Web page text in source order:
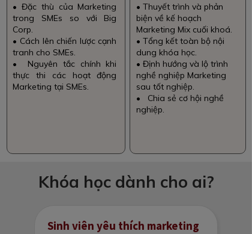
• Đặc thù của Marketing
trong SMEs so với Big
Corp.
• Cách lên chiến lược cạnh
tranh cho SMEs.
• Nguyên tắc chính khi
thực thi các hoạt động
Marketing tại SMEs.
• Thuyết trình và phản
biện về kế hoạch
Marketing Mix cuối khoá.
• Tổng kết toàn bộ nội
dung khóa học.
• Định hướng và lộ trình
nghề nghiệp Marketing
sau tốt nghiệp.
• Chia sẻ cơ hội nghề
nghiệp.
Khóa học dành cho ai?
Sinh viên yêu thích marketing